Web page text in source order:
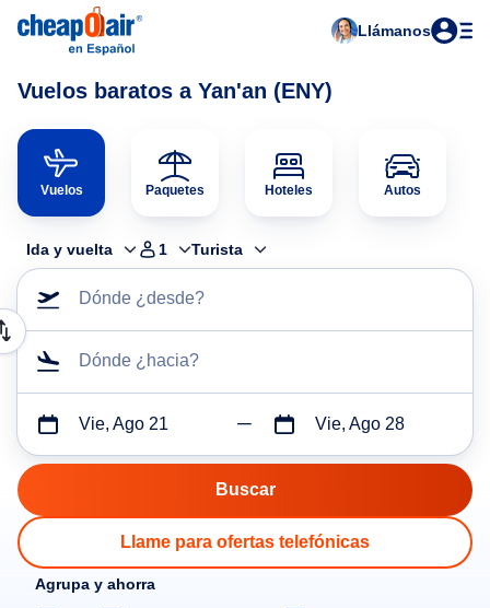
Llámanos
Vuelos baratos a Yan'an (ENY)
Vuelos Paquetes Hoteles Autos
Ida y vuelta 1 Turista
Dónde ¿desde?
Dónde ¿hacia?
Vie, Ago 21 Vie, Ago 28
Llame para ofertas telefónicas
Agrupa y ahorra